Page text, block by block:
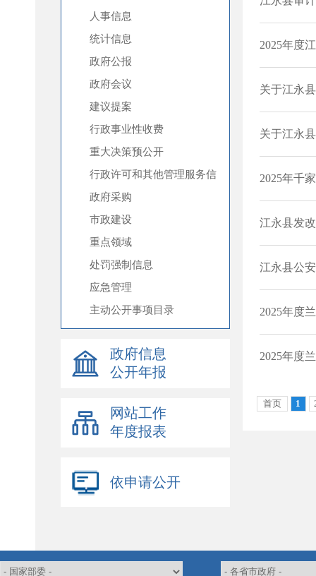
人事信息
统计信息
政府公报
政府会议
建议提案
行政事业性收费
重大决策预公开
行政许可和其他管理服务信
息
政府采购
市政建设
重点领域
处罚强制信息
应急管理
主动公开事项目录
政府信息
公开年报
网站工作
年度报表
依申请公开